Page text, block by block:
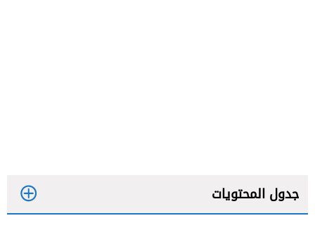
جدول المحتويات